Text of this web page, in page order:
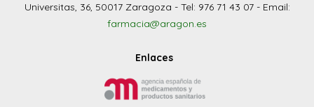
Universitas, 36, 50017 Zaragoza - Tel: 976 71 43 07 - Email:
farmacia@aragon.es
Enlaces